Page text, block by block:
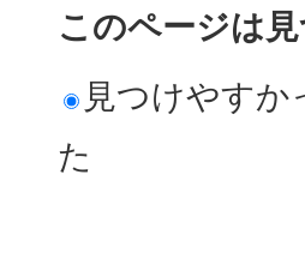
このページは
見つけやすか
た